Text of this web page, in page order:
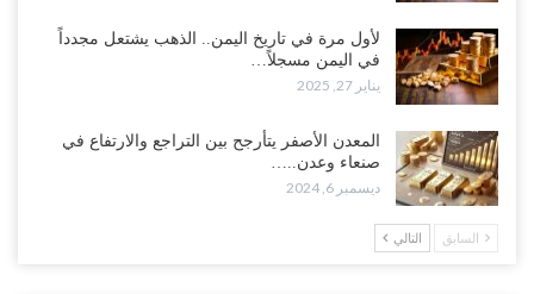
لأول مرة في تاريخ اليمن.. الذهب يشتعل مجدداً
في اليمن مسجلاً…
يناير 27, 2025
المعدن الأصفر يتأرجح بين التراجع والارتفاع في
صنعاء وعدن..…
ديسمبر 6, 2024
السابق التالي